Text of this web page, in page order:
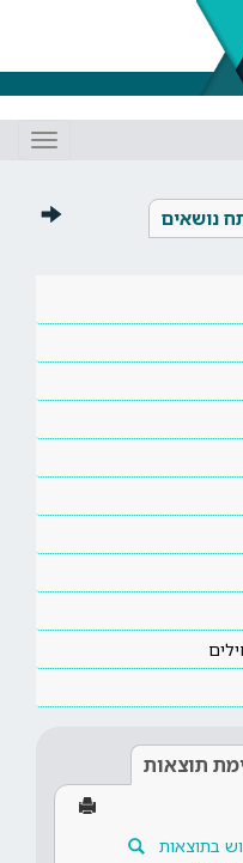
נושאים
תוצאות
בתוצאות